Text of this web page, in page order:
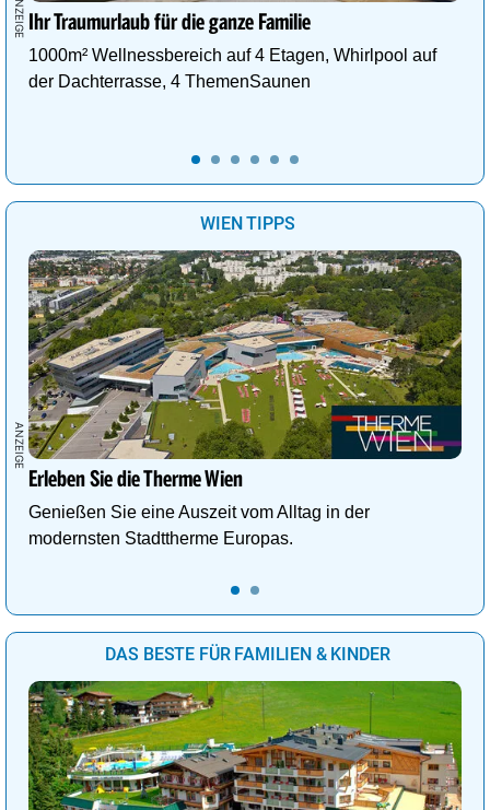
Ihr Traumurlaub für die ganze Familie
1000m² Wellnessbereich auf 4 Etagen, Whirlpool auf
der Dachterrasse, 4 ThemenSaunen
WIEN TIPPS
Erleben Sie die Therme Wien
Genießen Sie eine Auszeit vom Alltag in der
modernsten Stadttherme Europas.
DAS BESTE FÜR FAMILIEN & KINDER